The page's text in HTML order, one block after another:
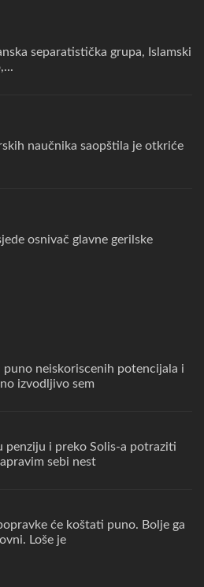
separatistička grupa, Islamski
naučnika saopštila je otkriće
osnivač glavne gerilske
puno neiskoriscenih potencijala i
izvodljivo sem
penziju i preko Solis-a potraziti
sebi nest
će koštati puno. Bolje ga
Loše je